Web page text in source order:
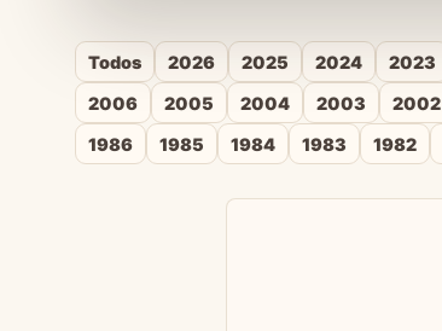
Todos 2026 2025 2024 2023
2006
2005 2004 2003 2002
1986
1985 1984 1983 1982